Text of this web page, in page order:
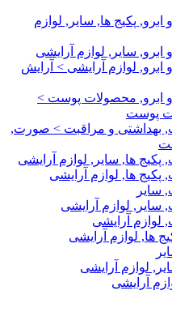
پکیج ها, سایر, لوازم
سایر, لوازم آرایشی
لوازم آرایشی > آرایش
ابرو, محصولات پوست >
پوست
بهداشتی و مراقبت > صورت,
ها, سایر, لوازم آرایشی
ها, لوازم آرایشی
سایر
لوازم آرایشی
لوازم آرایشی
ها, لوازم آرایشی
لوازم آرایشی
آرایشی